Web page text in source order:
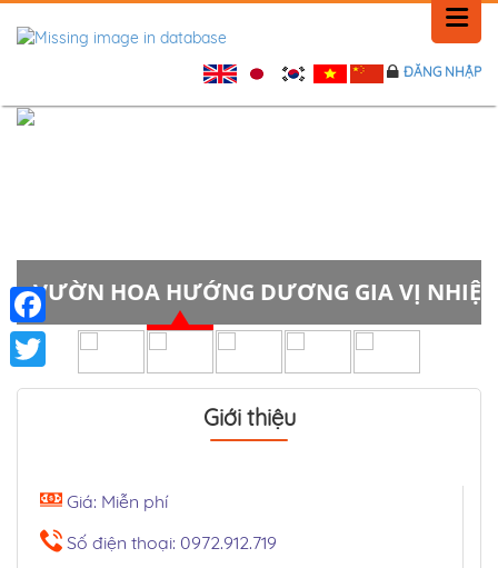
LIÊN HỆ
ĐĂNG NHẬP
VƯỜN HOA HƯỚNG DƯƠNG GIA VỊ
Giới thiệu
Giá: Miễn phí
Số điện thoại: 0972.912.719
Facebook
Twitter